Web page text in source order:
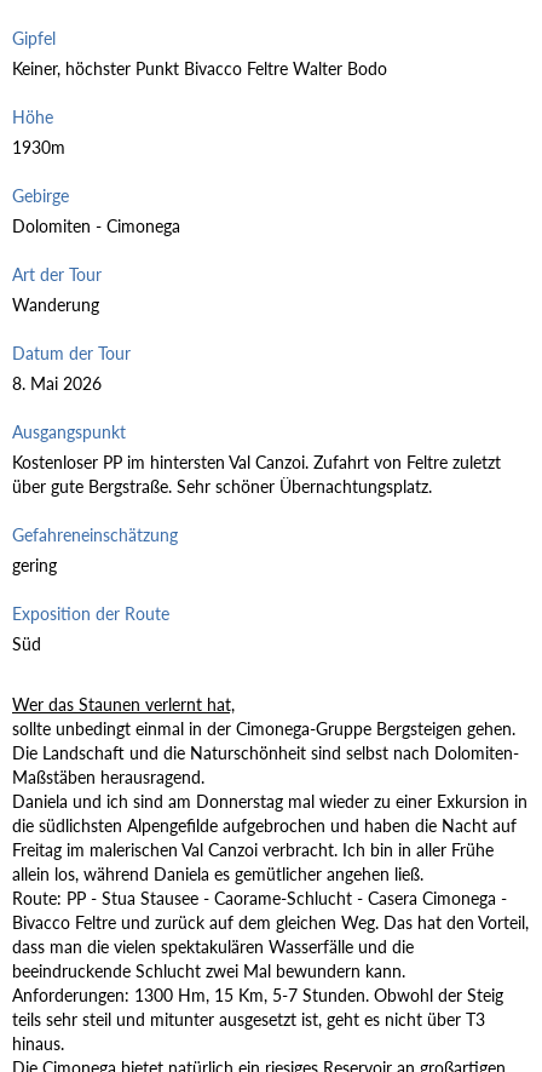
Gipfel
Keiner, höchster Punkt Bivacco Feltre Walter Bodo
Höhe
1930m
Gebirge
Dolomiten - Cimonega
Art der Tour
Wanderung
Datum der Tour
8. Mai 2026
Ausgangspunkt
Kostenloser PP im hintersten Val Canzoi. Zufahrt von Feltre zuletzt
über gute Bergstraße. Sehr schöner Übernachtungsplatz.
Gefahreneinschätzung
gering
Exposition der Route
Süd
Wer das Staunen verlernt hat,
sollte unbedingt einmal in der Cimonega-Gruppe Bergsteigen gehen.
Die Landschaft und die Naturschönheit sind selbst nach Dolomiten-
Maßstäben herausragend.
Daniela und ich sind am Donnerstag mal wieder zu einer Exkursion in
die südlichsten Alpengefilde aufgebrochen und haben die Nacht auf
Freitag im malerischen Val Canzoi verbracht. Ich bin in aller Frühe
allein los, während Daniela es gemütlicher angehen ließ.
Route: PP - Stua Stausee - Caorame-Schlucht - Casera Cimonega -
Bivacco Feltre und zurück auf dem gleichen Weg. Das hat den Vorteil,
dass man die vielen spektakulären Wasserfälle und die
beeindruckende Schlucht zwei Mal bewundern kann.
Anforderungen: 1300 Hm, 15 Km, 5-7 Stunden. Obwohl der Steig
teils sehr steil und mitunter ausgesetzt ist, geht es nicht über T3
hinaus.
Die Cimonega bietet natürlich ein riesiges Reservoir an großartigen